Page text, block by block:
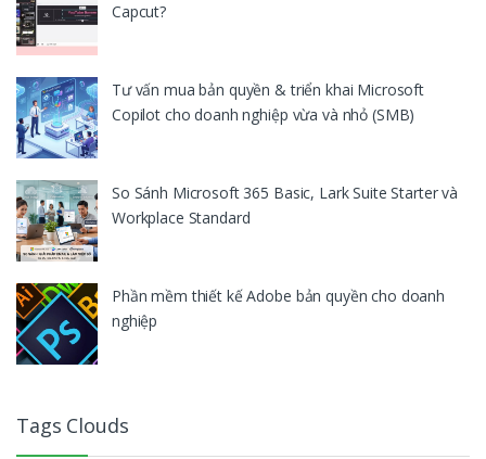
Capcut?
Tư vấn mua bản quyền & triển khai Microsoft
Copilot cho doanh nghiệp vừa và nhỏ (SMB)
So Sánh Microsoft 365 Basic, Lark Suite Starter và
Workplace Standard
Phần mềm thiết kế Adobe bản quyền cho doanh
nghiệp
Tags Clouds